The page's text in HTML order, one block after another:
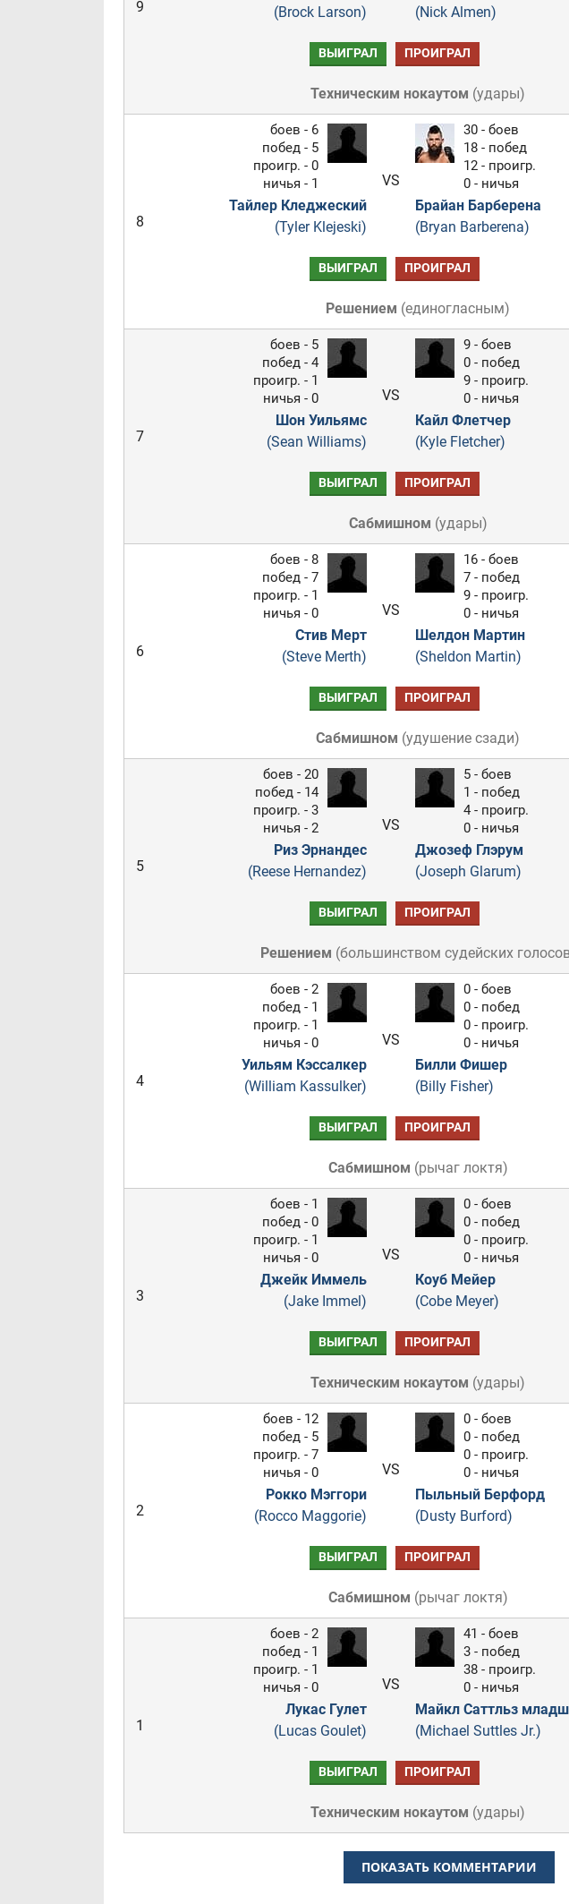
9
(Brock Larson)
(Nick Almen)
ВЫИГРАЛ ПРОИГРАЛ
Техническим нокаутом (удары)
8
боев - 6
побед - 5
проигр. - 0
ничья - 1
Тайлер Кледжеский
(Tyler Klejeski)
VS
30 - боев
18 - побед
12 - проигр.
0 - ничья
Брайан Барберена
(Bryan Barberena)
ВЫИГРАЛ ПРОИГРАЛ
Решением (единогласным)
7
боев - 5
побед - 4
проигр. - 1
ничья - 0
Шон Уильямс
(Sean Williams)
VS
9 - боев
0 - побед
9 - проигр.
0 - ничья
Кайл Флетчер
(Kyle Fletcher)
ВЫИГРАЛ ПРОИГРАЛ
Сабмишном (удары)
6
боев - 8
побед - 7
проигр. - 1
ничья - 0
Стив Мерт
(Steve Merth)
VS
16 - боев
7 - побед
9 - проигр.
0 - ничья
Шелдон Мартин
(Sheldon Martin)
ВЫИГРАЛ ПРОИГРАЛ
Сабмишном (удушение сзади)
5
боев - 20
побед - 14
проигр. - 3
ничья - 2
Риз Эрнандес
(Reese Hernandez)
VS
5 - боев
1 - побед
4 - проигр.
0 - ничья
Джозеф Глэрум
(Joseph Glarum)
ВЫИГРАЛ ПРОИГРАЛ
Решением (большинством судейских
4
боев - 2
побед - 1
проигр. - 1
ничья - 0
Уильям Кэссалкер
(William Kassulker)
VS
0 - боев
0 - побед
0 - проигр.
0 - ничья
Билли Фишер
(Billy Fisher)
ВЫИГРАЛ ПРОИГРАЛ
Сабмишном (рычаг локтя)
3
боев - 1
побед - 0
проигр. - 1
ничья - 0
Джейк Иммель
(Jake Immel)
VS
0 - боев
0 - побед
0 - проигр.
0 - ничья
Коуб Мейер
(Cobe Meyer)
ВЫИГРАЛ ПРОИГРАЛ
Техническим нокаутом (удары)
2
боев - 12
побед - 5
проигр. - 7
ничья - 0
Рокко Мэггори
(Rocco Maggorie)
VS
0 - боев
0 - побед
0 - проигр.
0 - ничья
Пыльный Берфорд
(Dusty Burford)
ВЫИГРАЛ ПРОИГРАЛ
Сабмишном (рычаг локтя)
1
боев - 2
побед - 1
проигр. - 1
ничья - 0
Лукас Гулет
(Lucas Goulet)
VS
41 - боев
3 - побед
38 - проигр.
0 - ничья
Майкл Саттльз
(Michael Suttles Jr.)
ВЫИГРАЛ ПРОИГРАЛ
Техническим нокаутом (удары)
ПОКАЗАТЬ КОММЕНТАРИИ